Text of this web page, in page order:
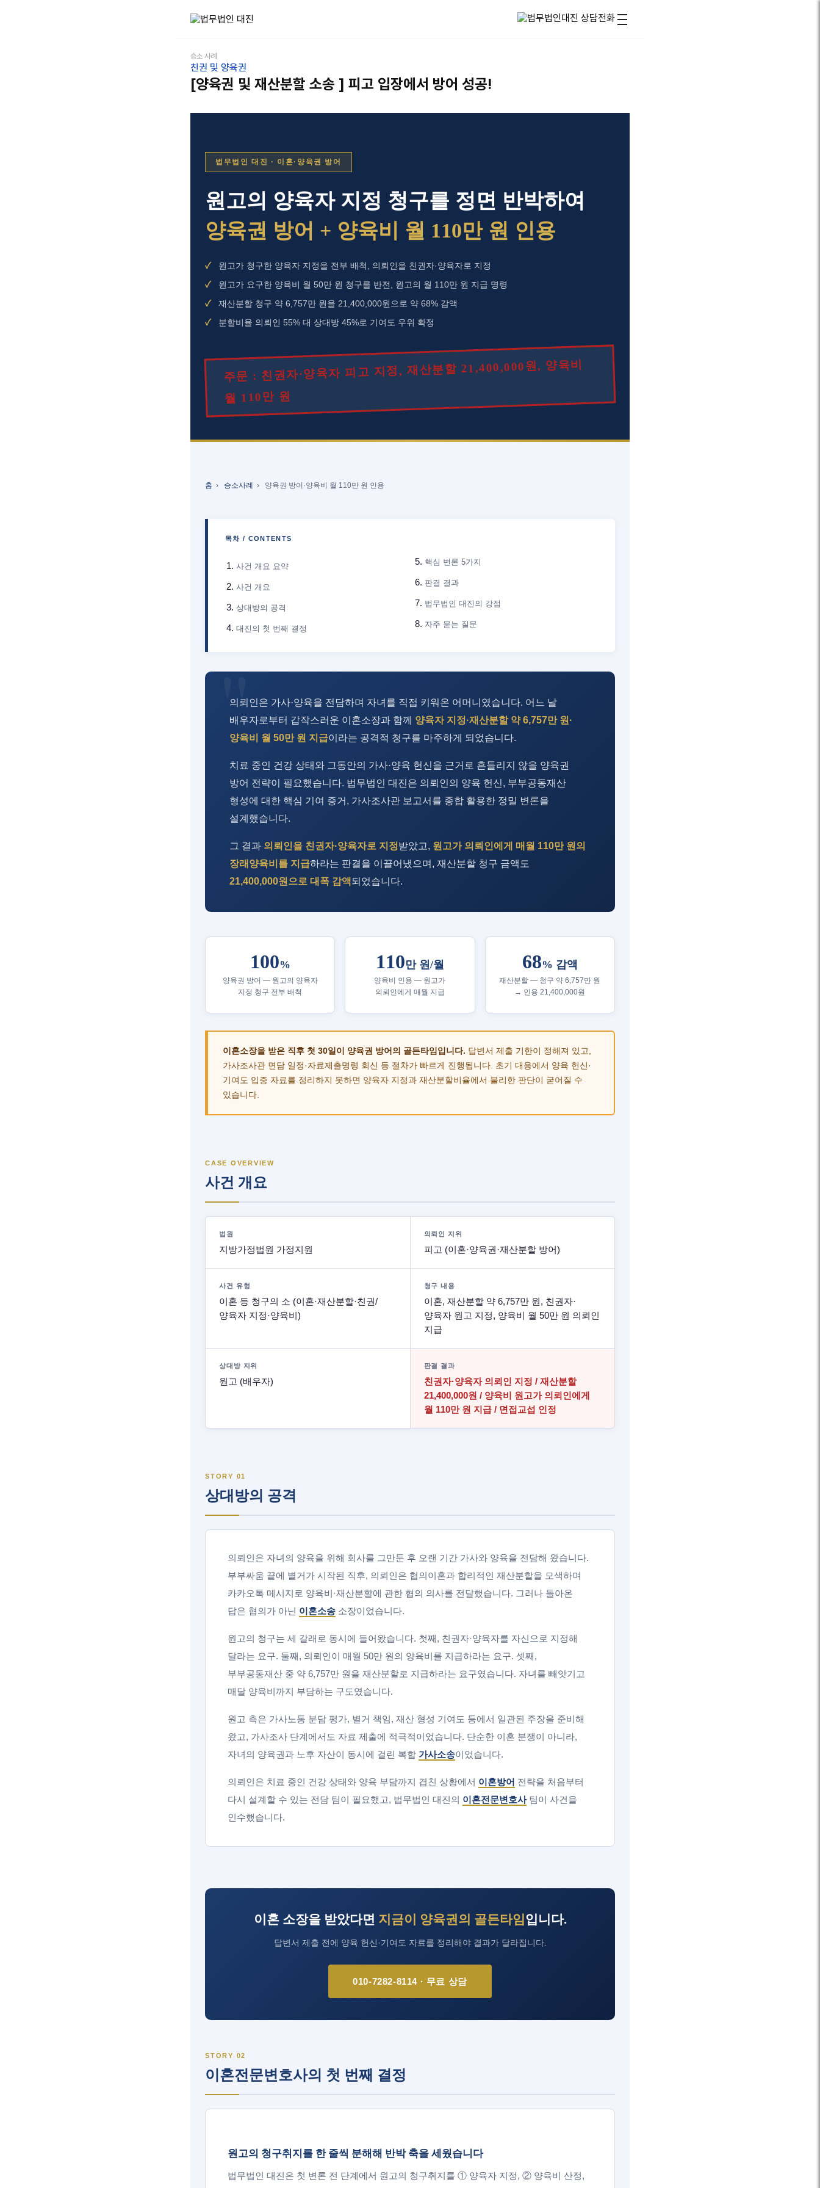
승소 사례
친권 및 양육권
[양육권 및 재산분할 소송 ] 피고 입장에서 방어 성공!
법무법인 대진 · 이혼·양육권 방어
원고의 양육자 지정 청구를 정면 반박하여
양육권 방어 + 양육비 월 110만 원 인용
원고가 청구한 양육자 지정을 전부 배척, 의뢰인을 친권자·양육자로 지정
원고가 요구한 양육비 월 50만 원 청구를 반전, 원고의 월 110만 원 지급 명령
재산분할 청구 약 6,757만 원을 21,400,000원으로 약 68% 감액
분할비율 의뢰인 55% 대 상대방 45%로 기여도 우위 확정
주문 : 친권자·양육자 피고 지정, 재산분할 21,400,000원, 양육비
월 110만 원
홈 › 승소사례 › 양육권 방어·양육비 월 110만 원 인용
목차 / CONTENTS
사건 개요 요약
사건 개요
상대방의 공격
대진의 첫 번째 결정
핵심 변론 5가지
판결 결과
법무법인 대진의 강점
자주 묻는 질문
의뢰인은 가사·양육을 전담하며 자녀를 직접 키워온 어머니였습니다. 어느 날
배우자로부터 갑작스러운 이혼소장과 함께 양육자 지정·재산분할 약 6,757만 원·
양육비 월 50만 원 지급이라는 공격적 청구를 마주하게 되었습니다.
치료 중인 건강 상태와 그동안의 가사·양육 헌신을 근거로 흔들리지 않을 양육권
방어 전략이 필요했습니다. 법무법인 대진은 의뢰인의 양육 헌신, 부부공동재산
형성에 대한 핵심 기여 증거, 가사조사관 보고서를 종합 활용한 정밀 변론을
설계했습니다.
그 결과 의뢰인을 친권자·양육자로 지정받았고, 원고가 의뢰인에게 매월 110만 원의
장래양육비를 지급하라는 판결을 이끌어냈으며, 재산분할 청구 금액도
21,400,000원으로 대폭 감액되었습니다.
100%
양육권 방어 — 원고의 양육자
지정 청구 전부 배척
110만 원/월
양육비 인용 — 원고가
의뢰인에게 매월 지급
68% 감액
재산분할 — 청구 약 6,757만 원
→ 인용 21,400,000원
이혼소장을 받은 직후 첫 30일이 양육권 방어의 골든타임입니다. 답변서 제출 기한이 정해져 있고,
가사조사관 면담 일정·자료제출명령 회신 등 절차가 빠르게 진행됩니다. 초기 대응에서 양육 헌신·
기여도 입증 자료를 정리하지 못하면 양육자 지정과 재산분할비율에서 불리한 판단이 굳어질 수
있습니다.
CASE OVERVIEW
사건 개요
법원
지방가정법원 가정지원
의뢰인 지위
피고 (이혼·양육권·재산분할 방어)
사건 유형
이혼 등 청구의 소 (이혼·재산분할·친권/
양육자 지정·양육비)
청구 내용
이혼, 재산분할 약 6,757만 원, 친권자·
양육자 원고 지정, 양육비 월 50만 원 의뢰인
지급
상대방 지위
원고 (배우자)
판결 결과
친권자·양육자 의뢰인 지정 / 재산분할
21,400,000원 / 양육비 원고가 의뢰인에게
월 110만 원 지급 / 면접교섭 인정
STORY 01
상대방의 공격
의뢰인은 자녀의 양육을 위해 회사를 그만둔 후 오랜 기간 가사와 양육을 전담해 왔습니다.
부부싸움 끝에 별거가 시작된 직후, 의뢰인은 협의이혼과 합리적인 재산분할을 모색하며
카카오톡 메시지로 양육비·재산분할에 관한 협의 의사를 전달했습니다. 그러나 돌아온
답은 협의가 아닌 이혼소송 소장이었습니다.
원고의 청구는 세 갈래로 동시에 들어왔습니다. 첫째, 친권자·양육자를 자신으로 지정해
달라는 요구. 둘째, 의뢰인이 매월 50만 원의 양육비를 지급하라는 요구. 셋째,
부부공동재산 중 약 6,757만 원을 재산분할로 지급하라는 요구였습니다. 자녀를 빼앗기고
매달 양육비까지 부담하는 구도였습니다.
원고 측은 가사노동 분담 평가, 별거 책임, 재산 형성 기여도 등에서 일관된 주장을 준비해
왔고, 가사조사 단계에서도 자료 제출에 적극적이었습니다. 단순한 이혼 분쟁이 아니라,
자녀의 양육권과 노후 자산이 동시에 걸린 복합 가사소송이었습니다.
의뢰인은 치료 중인 건강 상태와 양육 부담까지 겹친 상황에서 이혼방어 전략을 처음부터
다시 설계할 수 있는 전담 팀이 필요했고, 법무법인 대진의 이혼전문변호사팀이 사건을
인수했습니다.
이혼 소장을 받았다면 지금이 양육권의 골든타임입니다.
답변서 제출 전에 양육 헌신·기여도 자료를 정리해야 결과가 달라집니다.
010-7282-8114 · 무료 상담
STORY 02
이혼전문변호사의 첫 번째 결정
원고의 청구취지를 한 줄씩 분해해 반박 축을 세웠습니다
법무법인 대진은 첫 변론 전 단계에서 원고의 청구취지를 ① 양육자 지정, ② 양육비 산정,